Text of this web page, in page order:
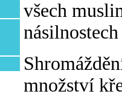
všech
množství